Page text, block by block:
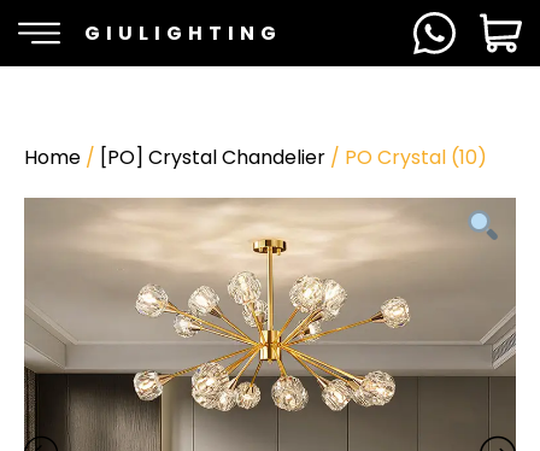
GIULIGHTING
Home / [PO] Crystal Chandelier / PO Crystal (10)